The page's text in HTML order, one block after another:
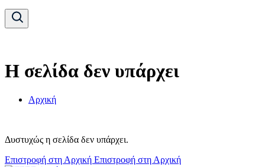
Η σελίδα δεν υπάρχει
Αρχική
Δυστυχώς η σελίδα δεν υπάρχει.
Επιστροφή στη Αρχική Επιστροφή στη Αρχική